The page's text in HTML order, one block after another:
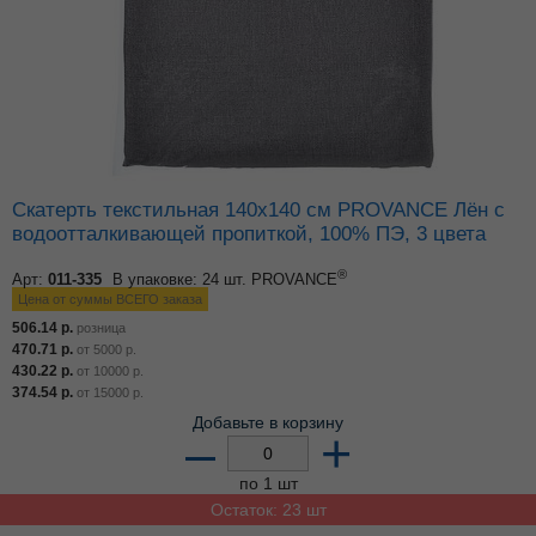
Скатерть текстильная 140х140 см PROVANCE Лён с
водоотталкивающей пропиткой, 100% ПЭ, 3 цвета
Арт: 011-335 В упаковке: 24 шт. PROVANCE®
Цена от суммы ВСЕГО заказа
506.14 р. розница
470.71 р. от 5000 р.
430.22 р. от 10000 р.
374.54 р. от 15000 р.
Добавьте в корзину
– +
по 1 шт
Остаток: 23 шт